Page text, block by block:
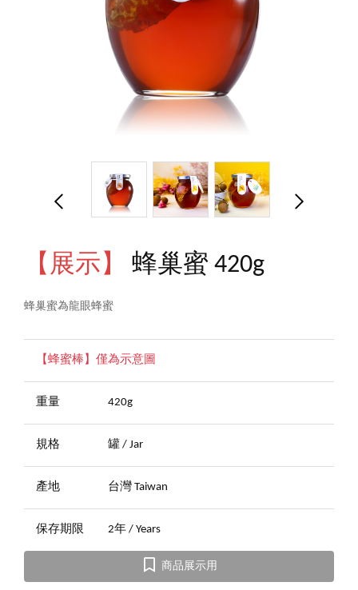
【展示】 蜂巢蜜 420g
蜂巢蜜為龍眼蜂蜜
【蜂蜜棒】僅為示意圖
重量 420g
規格 罐 / Jar
產地 台灣 Taiwan
保存期限 2年 / Years
商品展示用